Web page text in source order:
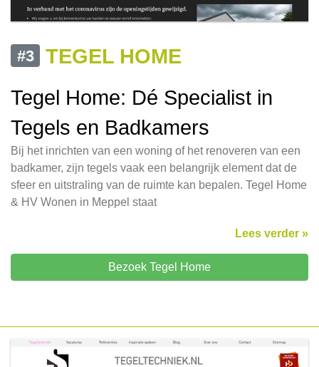
#3
TEGEL HOME
Tegel Home: Dé Specialist in
Tegels en Badkamers
Bij het inrichten van een woning of het renoveren van een
badkamer, zijn tegels vaak een belangrijk element dat de
sfeer en uitstraling van de ruimte kan bepalen. Tegel Home
& HV Wonen in Meppel staat
Lees verder »
Bezoek Tegel Home